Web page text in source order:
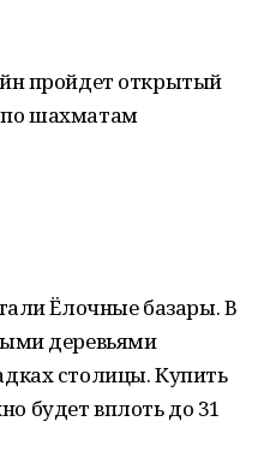
пройдет открытый
по шахматам
Ёлочные базары. В
деревьями
столицы. Купить
будет вплоть до 31